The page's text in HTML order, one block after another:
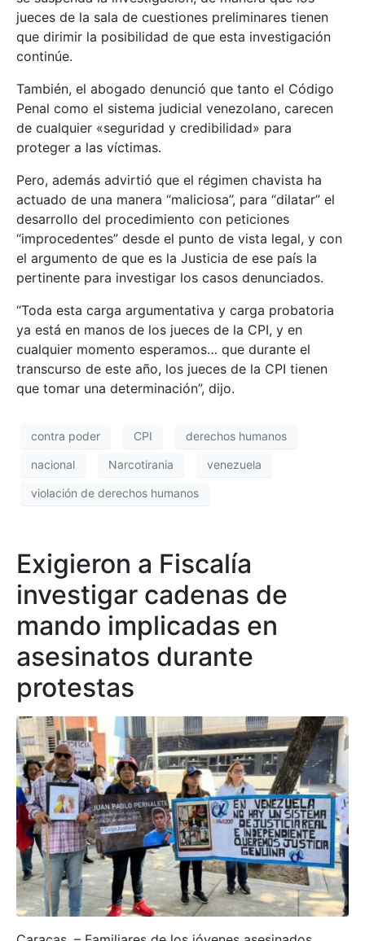
jueces de la sala de cuestiones preliminares tienen
que dirimir la posibilidad de que esta investigación
continúe.
También, el abogado denunció que tanto el Código
Penal como el sistema judicial venezolano, carecen
de cualquier «seguridad y credibilidad» para
proteger a las víctimas.
Pero, además advirtió que el régimen chavista ha
actuado de una manera “maliciosa”, para “dilatar” el
desarrollo del procedimiento con peticiones
“improcedentes” desde el punto de vista legal, y con
el argumento de que es la Justicia de ese país la
pertinente para investigar los casos denunciados.
“Toda esta carga argumentativa y carga probatoria
ya está en manos de los jueces de la CPI, y en
cualquier momento esperamos… que durante el
transcurso de este año, los jueces de la CPI tienen
que tomar una determinación”, dijo.
contra poder CPI derechos humanos
nacional Narcotirania venezuela
violación de derechos humanos
Exigieron a Fiscalía
investigar cadenas de
mando implicadas en
asesinatos durante
protestas